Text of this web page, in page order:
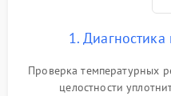
работе
1.
Проверка температурных
целостности